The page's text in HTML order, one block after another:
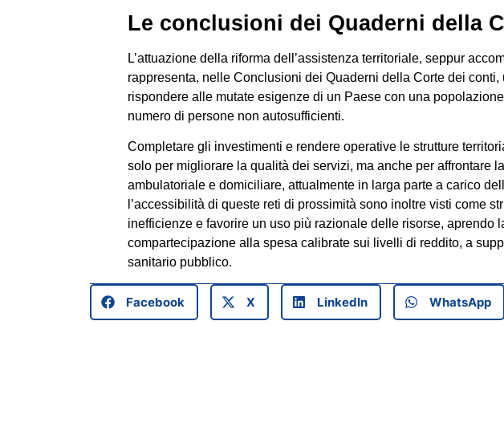
Le conclusioni dei Quaderni della
L’attuazione della riforma dell’assistenza territoriale, seppur
rappresenta, nelle Conclusioni dei Quaderni della Corte dei
rispondere alle mutate esigenze di un Paese con una
numero di persone non autosufficienti.
Completare gli investimenti e rendere operative le strutture
solo per migliorare la qualità dei servizi, ma anche per affrontare
ambulatoriale e domiciliare, attualmente in larga parte a carico
l’accessibilità di queste reti di prossimità sono inoltre visti come
inefficienze e favorire un uso più razionale delle risorse, aprendo
compartecipazione alla spesa calibrate sui livelli di reddito, a
sanitario pubblico.
Facebook X LinkedIn WhatsApp